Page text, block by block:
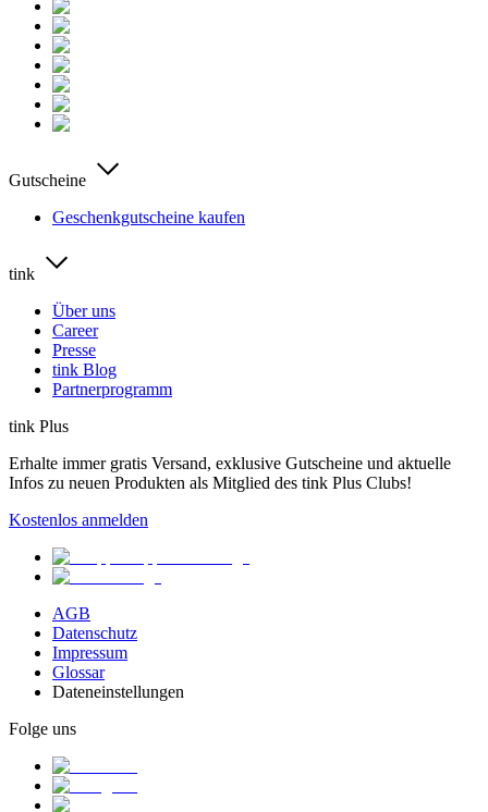
Gutscheine
Geschenkgutscheine kaufen
tink
Über uns
Career
Presse
tink Blog
Partnerprogramm
tink Plus
Erhalte immer gratis Versand, exklusive Gutscheine und aktuelle
Infos zu neuen Produkten als Mitglied des tink Plus Clubs!
Kostenlos anmelden
AGB
Datenschutz
Impressum
Glossar
Dateneinstellungen
Folge uns